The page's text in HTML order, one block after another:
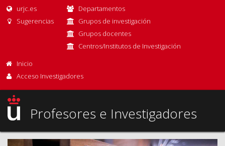
urjc.es
Sugerencias
Departamentos
Grupos de investigación
Grupos docentes
Centros/Institutos de Investigación
Inicio
Acceso Investigadores
Profesores e Investigadores